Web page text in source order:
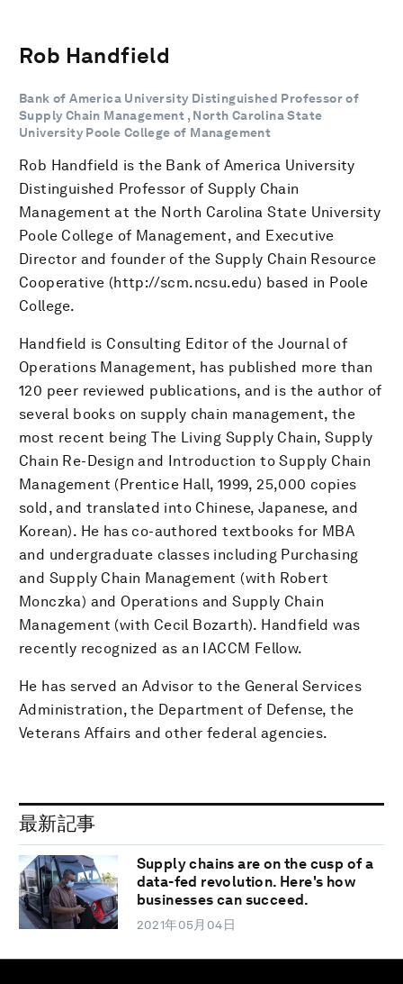
Rob Handfield
Bank of America University Distinguished Professor of
Supply Chain Management , North Carolina State
University Poole College of Management
Rob Handfield is the Bank of America University
Distinguished Professor of Supply Chain
Management at the North Carolina State University
Poole College of Management, and Executive
Director and founder of the Supply Chain Resource
Cooperative (http://scm.ncsu.edu) based in Poole
College.
Handfield is Consulting Editor of the Journal of
Operations Management, has published more than
120 peer reviewed publications, and is the author of
several books on supply chain management, the
most recent being The Living Supply Chain, Supply
Chain Re-Design and Introduction to Supply Chain
Management (Prentice Hall, 1999, 25,000 copies
sold, and translated into Chinese, Japanese, and
Korean). He has co-authored textbooks for MBA
and undergraduate classes including Purchasing
and Supply Chain Management (with Robert
Monczka) and Operations and Supply Chain
Management (with Cecil Bozarth). Handfield was
recently recognized as an IACCM Fellow.
He has served an Advisor to the General Services
Administration, the Department of Defense, the
Veterans Affairs and other federal agencies.
最新記事
Supply chains are on the cusp of a
data-fed revolution. Here's how
businesses can succeed.
2021年05月04日